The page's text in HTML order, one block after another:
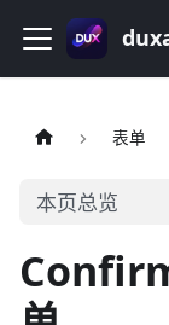
表单
本页总览